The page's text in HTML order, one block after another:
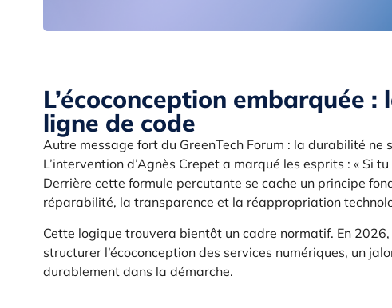
L’écoconception embarquée
ligne de code
Autre message fort du GreenTech Forum : la durabilité ne
L’intervention d’Agnès Crepet a marqué les esprits : « Si
Derrière cette formule percutante se cache un principe
réparabilité, la transparence et la réappropriation
Cette logique trouvera bientôt un cadre normatif. En
structurer l’écoconception des services numériques, un
durablement dans la démarche.